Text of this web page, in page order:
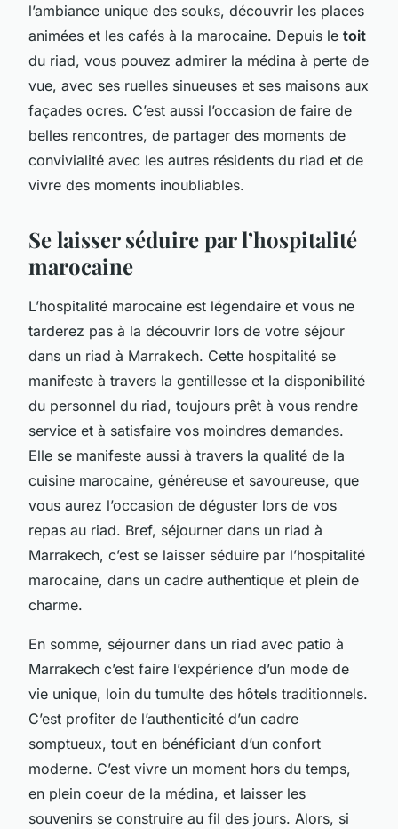
l’ambiance unique des souks, découvrir les places
animées et les cafés à la marocaine. Depuis le toit
du riad, vous pouvez admirer la médina à perte de
vue, avec ses ruelles sinueuses et ses maisons aux
façades ocres. C’est aussi l’occasion de faire de
belles rencontres, de partager des moments de
convivialité avec les autres résidents du riad et de
vivre des moments inoubliables.
Se laisser séduire par l’hospitalité
marocaine
L’hospitalité marocaine est légendaire et vous ne
tarderez pas à la découvrir lors de votre séjour
dans un riad à Marrakech. Cette hospitalité se
manifeste à travers la gentillesse et la disponibilité
du personnel du riad, toujours prêt à vous rendre
service et à satisfaire vos moindres demandes.
Elle se manifeste aussi à travers la qualité de la
cuisine marocaine, généreuse et savoureuse, que
vous aurez l’occasion de déguster lors de vos
repas au riad. Bref, séjourner dans un riad à
Marrakech, c’est se laisser séduire par l’hospitalité
marocaine, dans un cadre authentique et plein de
charme.
En somme, séjourner dans un riad avec patio à
Marrakech c’est faire l’expérience d’un mode de
vie unique, loin du tumulte des hôtels traditionnels.
C’est profiter de l’authenticité d’un cadre
somptueux, tout en bénéficiant d’un confort
moderne. C’est vivre un moment hors du temps,
en plein coeur de la médina, et laisser les
souvenirs se construire au fil des jours. Alors, si